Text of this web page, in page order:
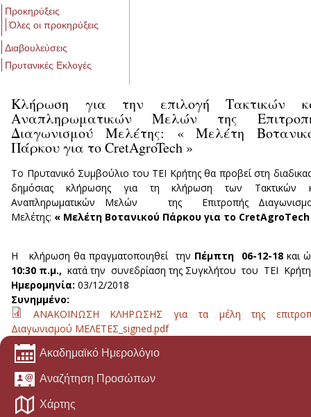
Προκηρύξεις
Όλες οι προκηρύξεις
Διαβουλεύσεις
Πρυτανικές Εκλογές
Κλήρωση για την επιλογή Τακτικών
Αναπληρωματικών Μελών της
Διαγωνισμού Μελέτης: « Μελέτη
Πάρκου για το CretAgroTech »
Το Πρυτανικό Συμβούλιο του ΤΕΙ Κρήτης θα προβεί στη
δημόσιας κλήρωσης για τη κλήρωση των Τακτικών
Αναπληρωματικών Μελών της Επιτροπής
Μελέτης: « Μελέτη Βοτανικού Πάρκου για το CretAgroTech
Η κλήρωση θα πραγματοποιηθεί την Πέμπτη 06-12-18 και
10:30 π.μ., κατά την συνεδρίαση της Συγκλήτου του ΤΕΙ
Ημερομηνία: 03/12/2018
Συνημμένο:
ΑΝΑΚΟΙΝΩΣΗ ΚΛΗΡΩΣΗΣ για τα μέλη της
Διαγωνισμού ΜΕΛΕΤΕΣ_signed.pdf
Ακαδημαϊκό Ημερολόγιο
Αναζήτηση Προσώπων
Χάρτης